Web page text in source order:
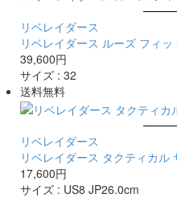
リベレイダース
リベレイダース ルーズ フィ
39,600円
サイズ : 32
送料無料
リベレイダース
リベレイダース タクティカル
17,600円
サイズ : US8 JP26.0cm